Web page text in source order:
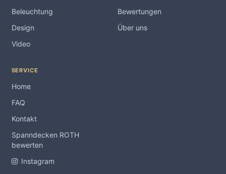
Beleuchtung
Design
Video
Bewertungen
Über uns
SERVICE
Home
FAQ
Kontakt
Spanndecken ROTH
bewerten
Instagram